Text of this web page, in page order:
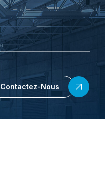
Contactez-Nous